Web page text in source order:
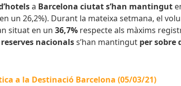
a Barcelona ciutat s’han mantingut
un 26,2%). Durant la mateixa setmana, el
situat en un 36,7% respecte als màxims
reserves nacionalss’han mantingut per sobre
a la Destinació Barcelona (05/03/21)